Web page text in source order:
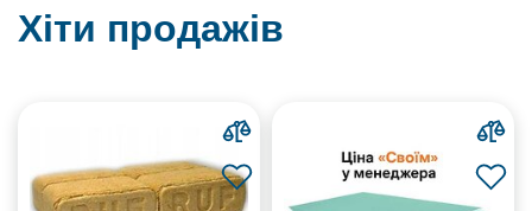
Хіти продажів